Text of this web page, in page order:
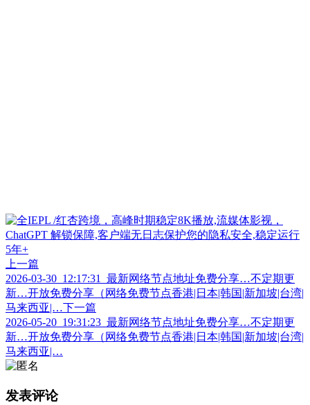
上一篇
2026-03-30_12:17:31_最新网络节点地址免费分享…不定期更
新…开放免费分享（网络免费节点香港|日本|韩国|新加坡|台湾|
马来西亚|… 下一篇
2026-05-20_19:31:23_最新网络节点地址免费分享…不定期更
新…开放免费分享（网络免费节点香港|日本|韩国|新加坡|台湾|
马来西亚|…
发表评论